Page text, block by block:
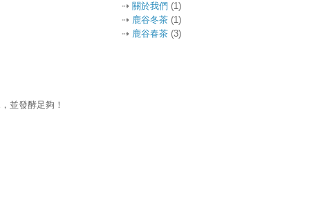
並發酵足夠！
⇢ 關於我們 (1)
⇢ 鹿谷冬茶 (1)
⇢ 鹿谷春茶 (3)